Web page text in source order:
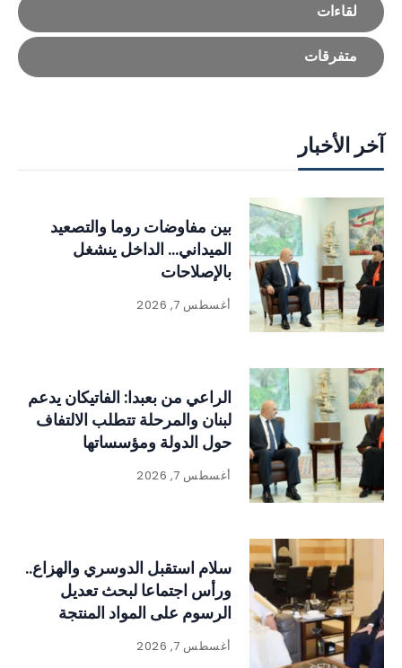
لقاءات
متفرقات
آخر الأخبار
بين مفاوضات روما والتصعيد
الميداني… الداخل ينشغل
بالإصلاحات
أغسطس 7, 2026
الراعي من بعبدا: الفاتيكان يدعم
لبنان والمرحلة تتطلب الالتفاف
حول الدولة ومؤسساتها
أغسطس 7, 2026
سلام استقبل الدوسري والهزاع..
ورأس اجتماعا لبحث تعديل
الرسوم على المواد المنتجة
للنفايات
أغسطس 7, 2026